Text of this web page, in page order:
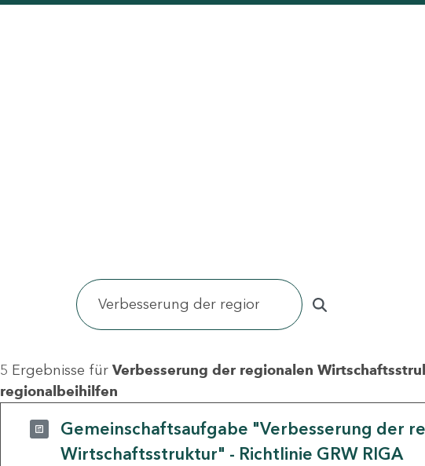
5 Ergebnisse für Verbesserung der regionalen
regionalbeihilfen
Gemeinschaftsaufgabe "Verbesserung der
Wirtschaftsstruktur" - Richtlinie GRW RIGA